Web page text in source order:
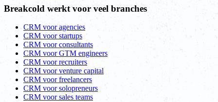
Breakcold werkt voor veel branches
CRM voor agencies
CRM voor startups
CRM voor consultants
CRM voor GTM engineers
CRM voor recruiters
CRM voor venture capital
CRM voor freelancers
CRM voor solopreneurs
CRM voor sales teams